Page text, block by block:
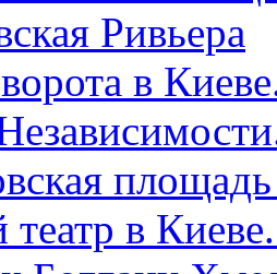
Ривьера
в
в